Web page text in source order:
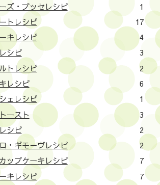
ズ・ブッセレシピ
1
トレシピ
17
キレシピ
4
シピ
3
トレシピ
2
レシピ
6
ェレシピ
1
ースト
3
シピ
2
・ギモーヴレシピ
2
ップケーキレシピ
7
キレシピ
7